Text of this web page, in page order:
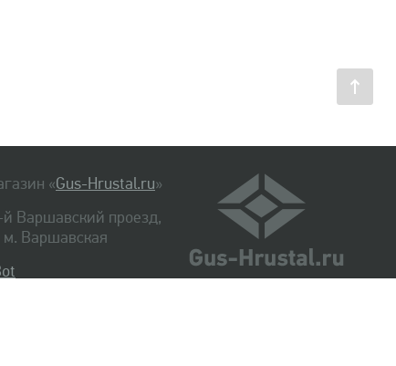
«Gus-Hrustal.ru»
Варшавский проезд,
м. Варшавская